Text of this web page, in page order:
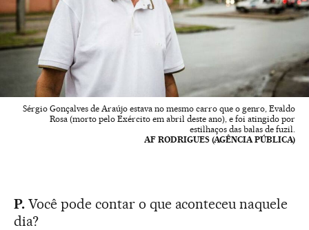
Sérgio Gonçalves de Araújo estava no mesmo carro que o genro, Evaldo
Rosa (morto pelo Exército em abril deste ano), e foi atingido por
estilhaços das balas de fuzil.
AF RODRIGUES (AGÊNCIA PÚBLICA)
P.Você pode contar o que aconteceu naquele
dia?